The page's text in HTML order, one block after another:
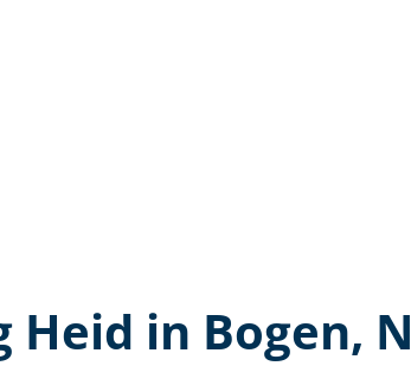
in Bogen,